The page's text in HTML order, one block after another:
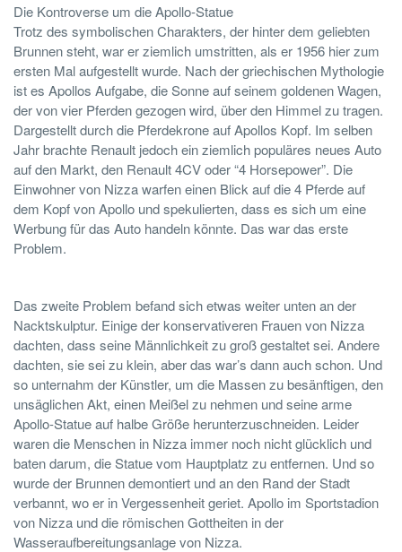
Die Kontroverse um die Apollo-Statue
Trotz des symbolischen Charakters, der hinter dem geliebten
Brunnen steht, war er ziemlich umstritten, als er 1956 hier zum
ersten Mal aufgestellt wurde. Nach der griechischen Mythologie
ist es Apollos Aufgabe, die Sonne auf seinem goldenen Wagen,
der von vier Pferden gezogen wird, über den Himmel zu tragen.
Dargestellt durch die Pferdekrone auf Apollos Kopf. Im selben
Jahr brachte Renault jedoch ein ziemlich populäres neues Auto
auf den Markt, den Renault 4CV oder “4 Horsepower”. Die
Einwohner von Nizza warfen einen Blick auf die 4 Pferde auf
dem Kopf von Apollo und spekulierten, dass es sich um eine
Werbung für das Auto handeln könnte. Das war das erste
Problem.
Das zweite Problem befand sich etwas weiter unten an der
Nacktskulptur. Einige der konservativeren Frauen von Nizza
dachten, dass seine Männlichkeit zu groß gestaltet sei. Andere
dachten, sie sei zu klein, aber das war’s dann auch schon. Und
so unternahm der Künstler, um die Massen zu besänftigen, den
unsäglichen Akt, einen Meißel zu nehmen und seine arme
Apollo-Statue auf halbe Größe herunterzuschneiden. Leider
waren die Menschen in Nizza immer noch nicht glücklich und
baten darum, die Statue vom Hauptplatz zu entfernen. Und so
wurde der Brunnen demontiert und an den Rand der Stadt
verbannt, wo er in Vergessenheit geriet. Apollo im Sportstadion
von Nizza und die römischen Gottheiten in der
Wasseraufbereitungsanlage von Nizza.